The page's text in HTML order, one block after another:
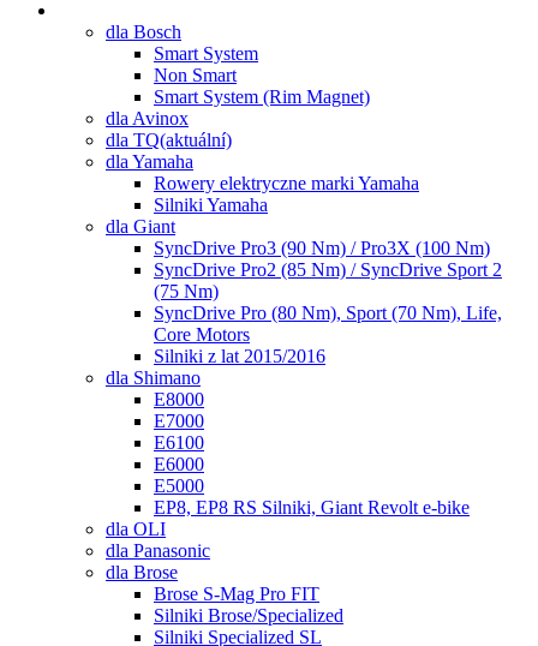
dla Bosch
Smart System
Non Smart
Smart System (Rim Magnet)
dla Avinox
dla TQ(aktuální)
dla Yamaha
Rowery elektryczne marki Yamaha
Silniki Yamaha
dla Giant
SyncDrive Pro3 (90 Nm) / Pro3X (100 Nm)
SyncDrive Pro2 (85 Nm) / SyncDrive Sport 2
(75 Nm)
SyncDrive Pro (80 Nm), Sport (70 Nm), Life,
Core Motors
Silniki z lat 2015/2016
dla Shimano
E8000
E7000
E6100
E6000
E5000
EP8, EP8 RS Silniki, Giant Revolt e-bike
dla OLI
dla Panasonic
dla Brose
Brose S-Mag Pro FIT
Silniki Brose/Specialized
Silniki Specialized SL